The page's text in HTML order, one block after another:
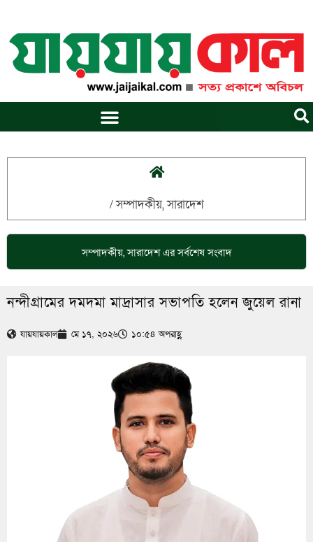
content
/সম্পাদকীয়,সারাদেশ
সম্পাদকীয়,সারাদেশএর সর্বশেষ সংবাদ
নন্দীগ্রামের দমদমা মাদ্রাসার সভাপতি হলেন জুয়েল রানা
যায়যায়কাল মে ১৭, ২০২৬ ১০:৫৪ অপরাহ্ণ